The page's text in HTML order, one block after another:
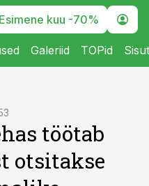
Esimene kuu -70%
Galeriid TOPid
töötab
otsitakse